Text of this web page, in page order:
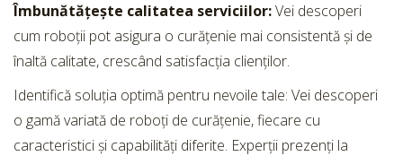
Îmbunătățește calitatea serviciilor:Vei descoperi
cum roboții pot asigura o curățenie mai consistentă și de
înaltă calitate, crescând satisfacția clienților.
Identifică soluția optimă pentru nevoile tale: Vei descoperi
o gamă variată de roboți de curățenie, fiecare cu
caracteristici și capabilități diferite. Experții prezenți la